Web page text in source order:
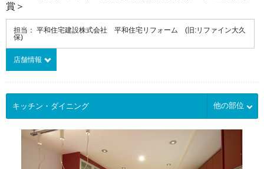
賞＞
担当： 平和住宅建設株式会社 平和住宅リフォーム (旧:リファイン大久
保)
店舗情報
他の部位